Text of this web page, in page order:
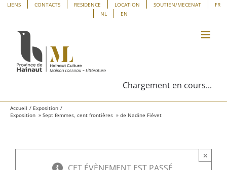
Panneau de gestion des cookies
Passer
contenu
LIENS CONTACTS RESIDENCE LOCATION SOUTIEN/MECENAT
FR
NL
EN
Chargement en cours...
Accueil
Exposition
Exposition » Sept femmes, cent frontières » de Nadine Fiévet
×